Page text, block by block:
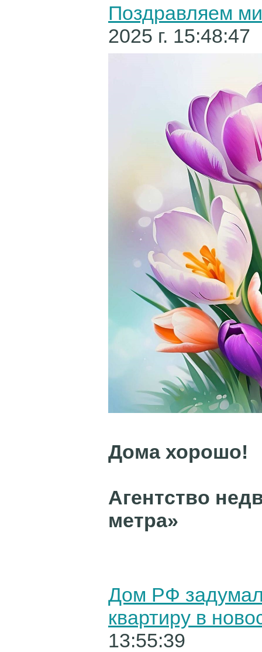
Поздравляем
2025 г. 15:48:47
Дома хорошо!
Агентство
метра»
Дом РФ
квартиру в
13:55:39